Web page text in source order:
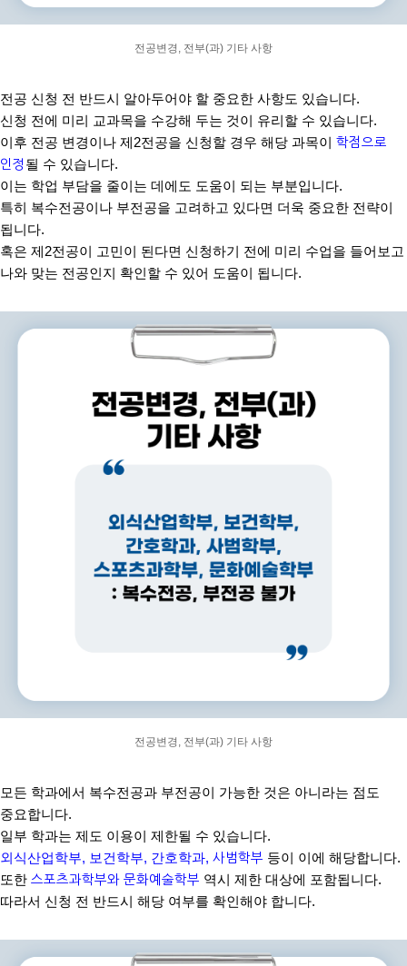
전공변경, 전부(과) 기타 사항
전공 신청 전 반드시 알아두어야 할 중요한 사항도 있습니다.
신청 전에 미리 교과목을 수강해 두는 것이 유리할 수 있습니다.
이후 전공 변경이나 제 2전공을 신청할 경우 해당 과목이
학점으로
인정 될 수 있습니다.
이는 학업 부담을 줄이는 데에도 도움이 되는 부분입니다.
특히 복수전공이나 부전공을 고려하고 있다면 더욱 중요한 전략이
됩니다.
혹은 제 2전공이 고민이 된다면 신청하기 전에 미리 수업을 들어보고
나와 맞는 전공인지 확인할 수 있어 도움이 됩니다.
전공변경, 전부(과) 기타 사항
모든 학과에서 복수전공과 부전공이 가능한 것은 아니라는 점도
중요합니다.
일부 학과는 제도 이용이 제한될 수 있습니다.
외식산업학부, 보건학부, 간호학과, 사범학부 등이 이에 해당합니다.
또한 스포츠과학부와 문화예술학부 역시 제한 대상에 포함됩니다.
따라서 신청 전 반드시 해당 여부를 확인해야 합니다.